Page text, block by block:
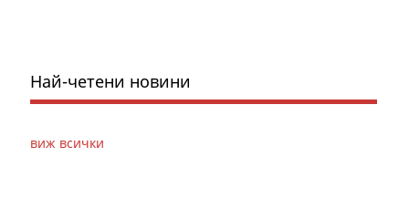
Най-четени новини
виж всички